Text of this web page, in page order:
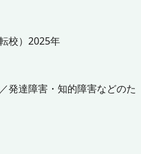
校） 2025年
発達障害・知的障害などのた